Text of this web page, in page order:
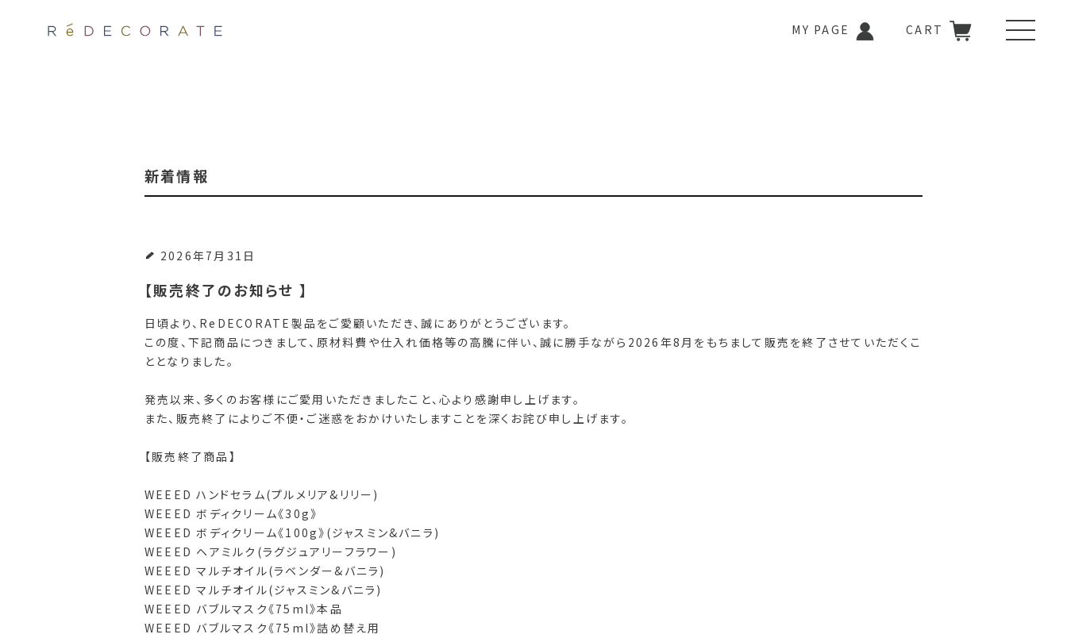
MY PAGE CART
新着情報
2026年7月31日
【販売終了のお知らせ 】
日頃より、ReDECORATE製品をご愛顧いただき、誠にありがとうございます。
この度、下記商品につきまして、原材料費や仕入れ価格等の高騰に伴い、誠に勝手ながら2026年8月をもちまして販売を終了させていただくこ
ととなりました。
発売以来、多くのお客様にご愛用いただきましたこと、心より感謝申し上げます。
また、販売終了によりご不便・ご迷惑をおかけいたしますことを深くお詫び申し上げます。
【販売終了商品】
WEEED ハンドセラム(プルメリア&リリー)
WEEED ボディクリーム《30g》
WEEED ボディクリーム《100g》(ジャスミン&バニラ)
WEEED ヘアミルク(ラグジュアリーフラワー)
WEEED マルチオイル(ラベンダー&バニラ)
WEEED マルチオイル(ジャスミン&バニラ)
WEEED バブルマスク《75ml》本品
WEEED バブルマスク《75ml》詰め替え用